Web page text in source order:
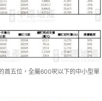
首五位，全屬600呎以下的中小型單